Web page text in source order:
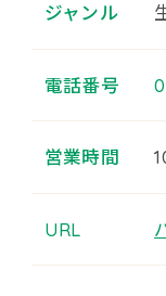
ジャンル
電話番号
営業時間
URL